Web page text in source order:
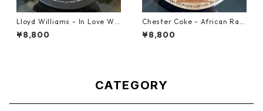
Lloyd Williams - In Love Wit
h You【7-21917】
¥8,800
Chester Coke - African Rac
e【7-21819】
¥8,800
CATEGORY